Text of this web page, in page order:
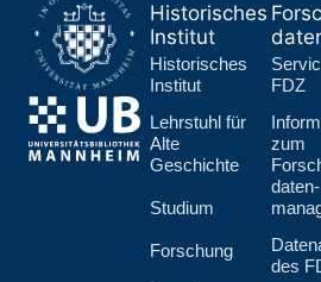
Historisches
Institut
Historisches
Institut
Lehr­stuhl für
Alte
Geschichte
Studium
Forschung
FDZ
zum
daten­
des